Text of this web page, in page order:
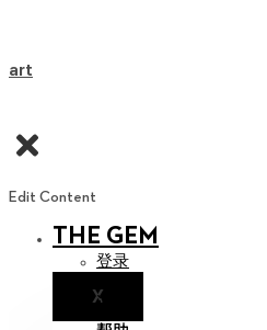
Edit Content
THE GEM
登录
X通知